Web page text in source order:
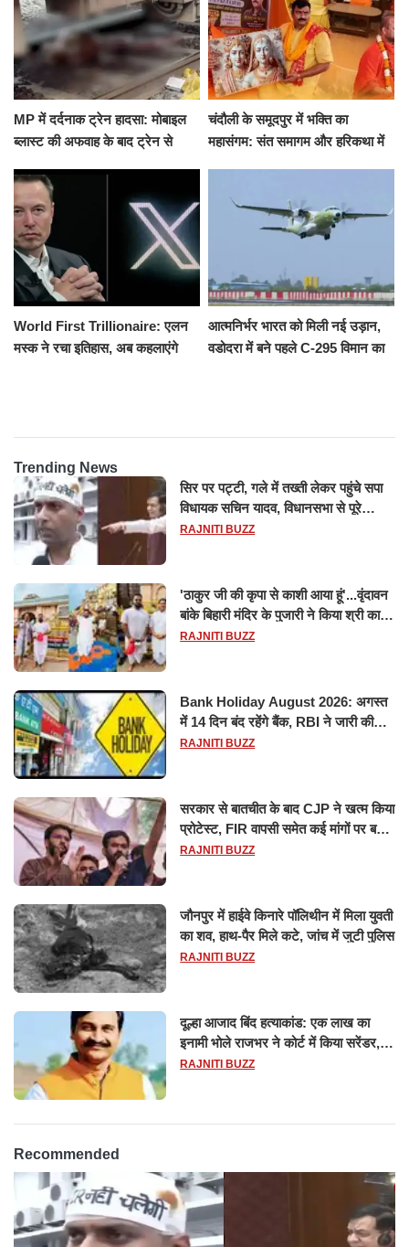
MP में दर्दनाक ट्रेन हादसा: मोबाइल
ब्लास्ट की अफवाह के बाद ट्रेन से
रौंदा, 4 की मौत
चंदौली के समूदपुर में भक्ति का
महासंगम: संत समागम और हरिकथा में
World First Trillionaire: एलन
मस्क ने रचा इतिहास, अब कहलाएंगे
आत्मनिर्भर भारत को मिली नई उड़ान,
वडोदरा में बने पहले C-295 विमान का
Trending News
सिर पर पट्टी, गले में तख्ती लेकर पहुंचे सपा
विधायक सचिन यादव, विधानसभा से पूरे
मानसून सत्र के लिए किया गया निलंबित
RAJNITI BUZZ
'ठाकुर जी की कृपा से काशी आया हूं'...वृंदावन
बांके बिहारी मंदिर के पुजारी ने किया श्री काशी
विश्वनाथ का जलाभिषेक
RAJNITI BUZZ
Bank Holiday August 2026: अगस्त
में 14 दिन बंद रहेंगे बैंक, RBI ने जारी की
छुट्टियों की लिस्ट​​​​​​​
RAJNITI BUZZ
सरकार से बातचीत के बाद CJP ने खत्म किया
प्रोटेस्ट, FIR वापसी समेत कई मांगों पर बनी
सहमति
RAJNITI BUZZ
जौनपुर में हाईवे किनारे पॉलिथीन में मिला युवती
का शव, हाथ-पैर मिले कटे, जांच में जुटी पुलिस
RAJNITI BUZZ
दूल्हा आजाद बिंद हत्याकांड: एक लाख का
इनामी भोले राजभर ने कोर्ट में किया सरेंडर,
14 दिन के लिए भेजा गया जेल
RAJNITI BUZZ
Recommended